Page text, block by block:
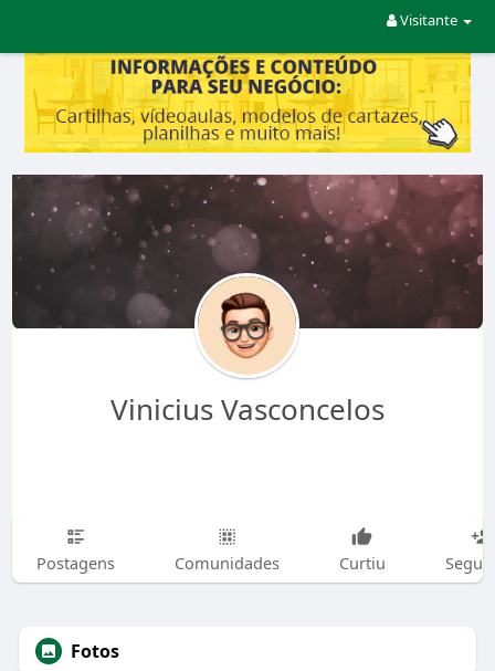
Visitante
Vinicius Vasconcelos
Postagens Comunidades Curtiu
Fotos